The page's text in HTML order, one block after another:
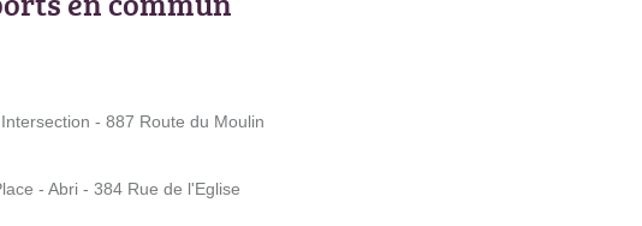
- 887 Route du Moulin
- Abri - 384 Rue de l'Eglise